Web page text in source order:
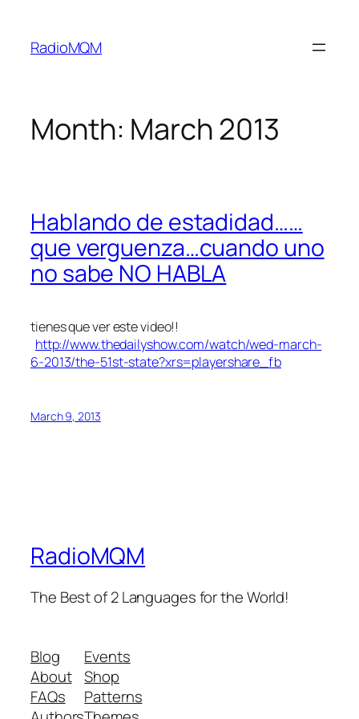
content
RadioMQM
Month: March 2013
Hablando de estadidad……
que verguenza…cuando uno
no sabe NO HABLA
tienes que ver este video!!
http://www.thedailyshow.com/watch/wed-march-
6-2013/the-51st-state?xrs=playershare_fb
March 9, 2013
RadioMQM
The Best of 2 Languages for the World!
Blog
About
FAQs
Events
Shop
Patterns